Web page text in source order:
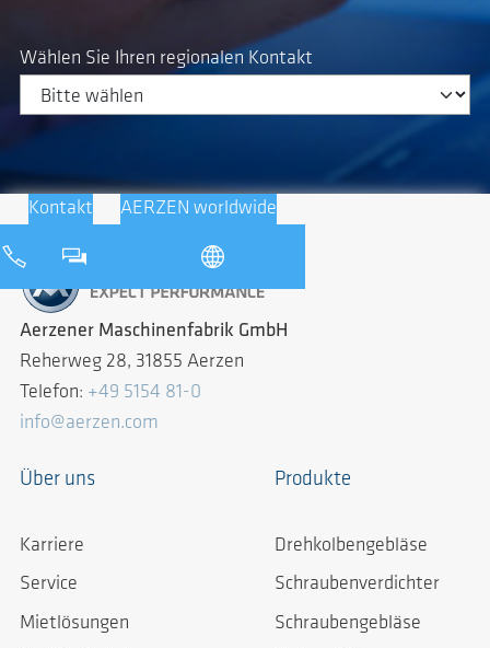
Wählen Sie Ihren regionalen Kontakt
Kontakt AERZEN worldwide
Aerzener Maschinenfabrik GmbH
Reherweg 28, 31855 Aerzen
Telefon: +49 5154 81-0
info@aerzen.com
Über uns
Karriere
Service
Mietlösungen
Produkte
Drehkolbengebläse
Schraubenverdichter
Schraubengebläse